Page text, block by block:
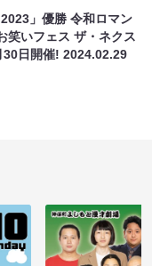
2023」優勝 令和ロマン
笑いフェス ザ・ネクス
30日開催!2024.02.29